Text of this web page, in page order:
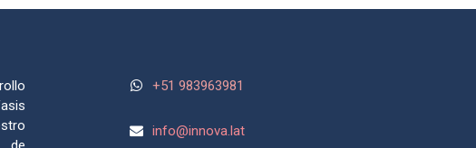
+51 983963981
info@innova.lat